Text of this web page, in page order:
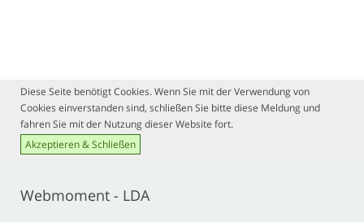
Diese Seite benötigt Cookies. Wenn Sie mit der Verwendung von
Cookies einverstanden sind, schließen Sie bitte diese Meldung und
fahren Sie mit der Nutzung dieser Website fort.
Akzeptieren & Schließen
Webmoment - LDA